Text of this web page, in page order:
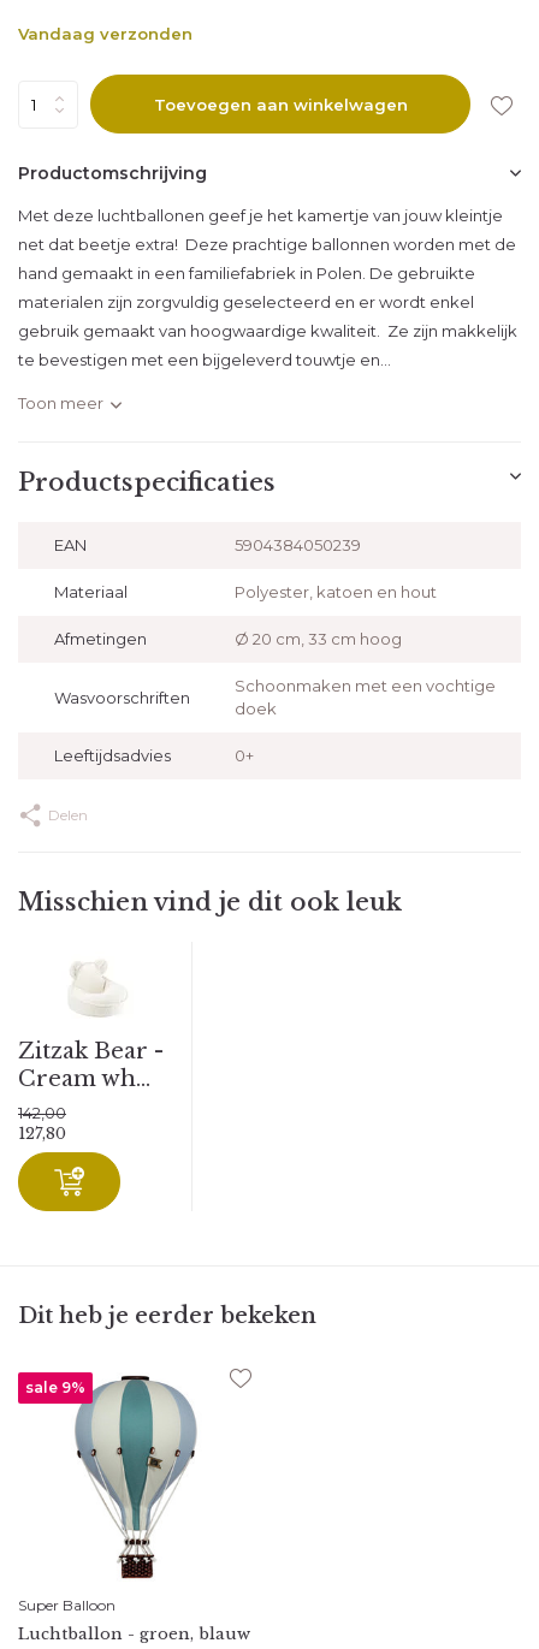
Vandaag verzonden
Toevoegen aan winkelwagen
Productomschrijving
Met deze luchtballonen geef je het kamertje van jouw kleintje
net dat beetje extra! Deze prachtige ballonnen worden met de
hand gemaakt in een familiefabriek in Polen. De gebruikte
materialen zijn zorgvuldig geselecteerd en er wordt enkel
gebruik gemaakt van hoogwaardige kwaliteit. Ze zijn makkelijk
te bevestigen met een bijgeleverd touwtje en...
Toon meer
Productspecificaties
EAN 5904384050239
Materiaal Polyester, katoen en hout
Afmetingen Ø 20 cm, 33 cm hoog
Wasvoorschriften
Schoonmaken met een vochtige
doek
Leeftijdsadvies 0+
Delen
Misschien vind je dit ook leuk
Zitzak Bear -
Cream wh...
142,00
127,80
Dit heb je eerder bekeken
sale 9%
Super Balloon
Luchtballon - groen, blauw